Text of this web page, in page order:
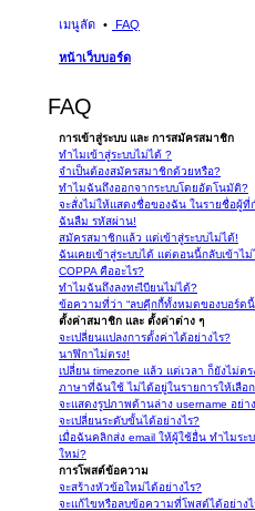
เมนูลัด FAQ
หน้าเว็บบอร์ด
FAQ
การเข้าสู่ระบบ และ การสมัครสมาชิก
ทำไมเข้าสู่ระบบไม่ได้ ?
จำเป็นต้องสมัครสมาชิกด้วยหรือ?
ทำไมฉันถึงออกจากระบบโดยอัตโนมัติ?
จะสั่งไม่ให้แสดงชื่อของฉัน ในรายชื่อผู้ที่
ฉันลืม รหัสผ่าน!
สมัครสมาชิกแล้ว แต่เข้าสู่ระบบไม่ได้!
ฉันเคยเข้าสู่ระบบได้ แต่ตอนนี้กลับเข้าไม่
COPPA คืออะไร?
ทำไมฉันถึงลงทะเีบียนไม่ได้?
ข้อความที่ว่า “ลบคุีกกี้ทั้งหมดของบอร์ดนี้
ตั้งค่าสมาชิก และ ตั้งค่าต่าง ๆ
จะเปลี่ยนแปลงการตั้งค่าได้อย่างไร?
นาฬิกาไม่ตรง!
เปลี่ยน timezone แล้ว แต่เวลา ก็ยังไม่ตร
ภาษาที่ฉันใช้ ไม่ได้อยู่ในรายการให้เลือ
จะแสดงรูปภาพด้านล่าง username อย่า
จะเปลี่ยนระดับขั้นได้อย่างไร?
เมื่อฉันคลิกส่ง email ให้ผู้ใช้อื่น ทำไมระ
ใหม่?
การโพสต์ข้อความ
จะสร้างหัวข้อใหม่ได้อย่างไร?
จะแก้ไขหรือลบข้อความที่โพสต์ได้อย่างไ